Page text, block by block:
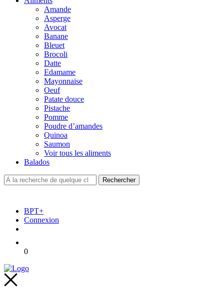
Amande
Asperge
Avocat
Banane
Bleuet
Brocoli
Datte
Edamame
Mayonnaise
Oeuf
Patate douce
Pistache
Pomme
Poudre d’amandes
Quinoa
Saumon
Voir tous les aliments
Balados
BPT+
Connexion
0